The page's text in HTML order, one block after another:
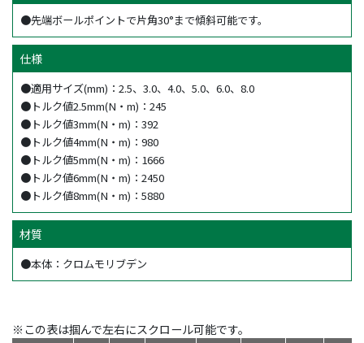
●先端ボールポイントで片角30°まで傾斜可能です。
仕様
●適用サイズ(mm)：2.5、3.0、4.0、5.0、6.0、8.0
●トルク値2.5mm(N・m)：245
●トルク値3mm(N・m)：392
●トルク値4mm(N・m)：980
●トルク値5mm(N・m)：1666
●トルク値6mm(N・m)：2450
●トルク値8mm(N・m)：5880
材質
●本体：クロムモリブデン
※この表は掴んで左右にスクロール可能です。